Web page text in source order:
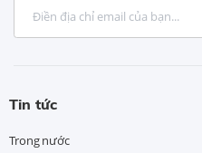
Tin tức
Trong nước